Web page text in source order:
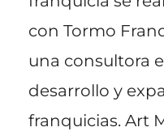
con Tormo
una consultora
desarrollo y
franquicias. Art